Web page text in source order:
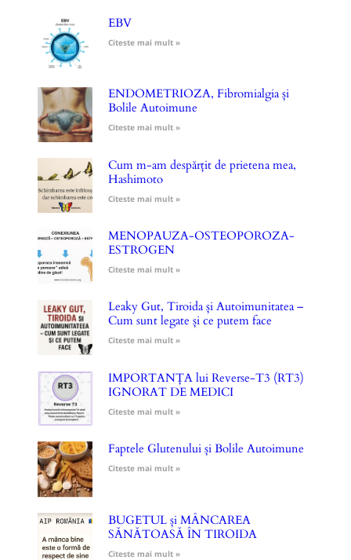
EBV
Citeste mai mult »
ENDOMETRIOZA, Fibromialgia și
Bolile Autoimune
Citeste mai mult »
Cum m-am despărțit de prietena mea,
Hashimoto
Citeste mai mult »
MENOPAUZA-OSTEOPOROZA-
ESTROGEN
Citeste mai mult »
Leaky Gut, Tiroida și Autoimunitatea –
Cum sunt legate și ce putem face
Citeste mai mult »
IMPORTANȚA lui Reverse-T3 (RT3)
IGNORAT DE MEDICI
Citeste mai mult »
Faptele Glutenului și Bolile Autoimune
Citeste mai mult »
BUGETUL și MÂNCAREA
SĂNĂTOASĂ ÎN TIROIDA
Citeste mai mult »